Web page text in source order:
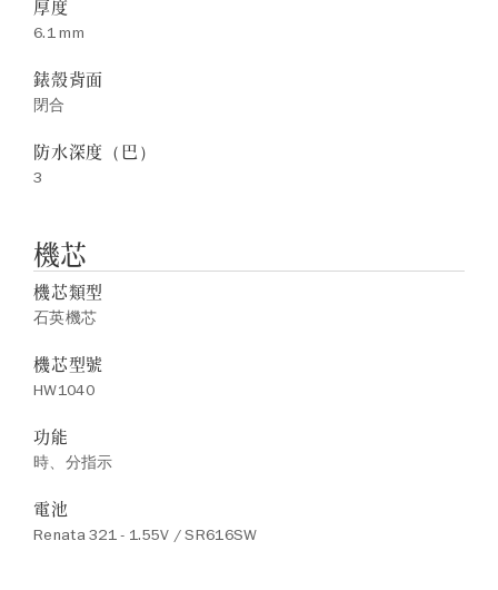
厚度
6.1 mm
錶殼背面
閉合
防水深度（巴）
3
機芯
機芯類型
石英機芯
機芯型號
HW1040
功能
時、分指示
電池
Renata 321 - 1.55V / SR616SW